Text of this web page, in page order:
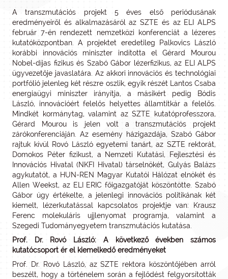
A transzmutációs projekt 5 éves első periódusának
eredményeiről és alkalmazásáról az SZTE és az ELI ALPS
február 7-én rendezett nemzetközi konferenciát a lézeres
kutatóközpontban. A projektet eredetileg Palkovics László
korábbi innovációs miniszter indította el Gérard Mourou
Nobel-díjas fizikus és Szabó Gábor lézerfizikus, az ELI ALPS
ügyvezetője javaslatára. Az akkori innovációs és technológiai
portfólió jelenleg két részre oszlik, egyik részét Lantos Csaba
energiaügyi miniszter irányítja, a másikért pedig Bódis
László, innovációért felelős helyettes államtitkár a felelős.
Mindkét kormánytag, valamint az SZTE kutatóprofesszora,
Gérard Mourou is jelen volt a transzmutációs projekt
zárókonferenciáján. Az esemény házigazdája, Szabó Gábor
rajtuk kívül Rovó László egyetemi tanárt, az SZTE rektorát,
Domokos Péter fizikust, a Nemzeti Kutatási, Fejlesztési és
Innovációs Hivatal (NKFI Hivatal) társelnökét, Gulyás Balázs
agykutatót, a HUN-REN Magyar Kutatói Hálózat elnökét és
Allen Weekst, az ELI ERIC főigazgatóját köszöntötte. Szabó
Gábor úgy értékelte, a jelenlegi innovációs politikának két
kiemelt, lézerkutatással kapcsolatos projektje van: Krausz
Ferenc molekuláris ujjlenyomat programja, valamint a
Szegedi Tudományegyetem transzmutációs kutatása.
Prof. Dr. Rovó László: A következő években számos
kutatócsoport ér el kiemelkedő eredményeket
Prof. Dr. Rovó László, az SZTE rektora köszöntőjében arról
beszélt, hogy a történelem során a fejlődést felgyorsították